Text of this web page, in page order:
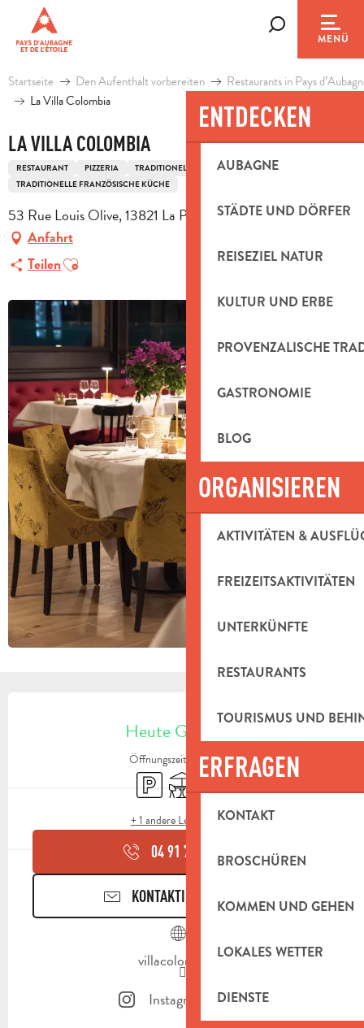
contenu
principal
MENÜ
ENTDECKEN
AUBAGNE
STÄDTE UND DÖRFER
REISEZIEL NATUR
KULTUR UND ERBE
PROVENZALISCHE
GASTRONOMIE
BLOG
ORGANISIEREN
AKTIVITÄTEN &
FREIZEITSAKTIVITÄTEN
UNTERKÜNFTE
RESTAURANTS
TOURISMUS UND
ERFRAGEN
KONTAKT
BROSCHÜREN
KOMMEN UND GEHEN
LOKALES WETTER
DIENSTE
Startseite Den Aufenthalt vorbereiten
Restaurants in Pays
La Villa Colombia
LA VILLA COLOMBIA
RESTAURANT PIZZERIA
TRADITIONELLE KÜCHE
TRADITIONELLE FRANZÖSISCHE KÜCHE
53 Rue Louis Olive, 13821 La Penne-sur-Huveaune
Anfahrt
TeilenAjouter aux favoris
ÖFFNUNGSZEITEN &
Heute Geöffnet
Öffnungszeiten ansehen
ParkplatzTerrasseToiletten
+ 1 andere Leistung(en)
04 91 75 91▒▒
KONTAKTIEREN SIE UNS
villacolombia.fr
Instagram Seite